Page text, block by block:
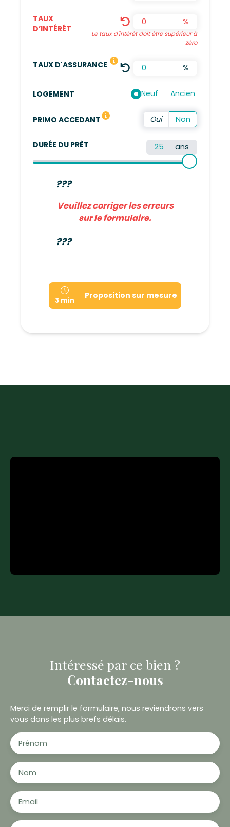
TAUX
D’INTÉRÊT
%
Le taux d'intérêt doit être supérieur à
zéro
TAUX D'ASSURANCE LE TAUX DÉFINI EST UNE
%
LOGEMENT Neuf Ancien
PRIMO ACCEDANT
Vous n'avez pas été propriétaire de votre résidence
DURÉE DU PRÊT ans
???
Veuillez corriger les erreurs
sur le formulaire.
???
3 min Proposition sur mesure
Intéressé par ce bien ?
Contactez-nous
Merci de remplir le formulaire, nous reviendrons vers
vous dans les plus brefs délais.
Prénom
Nom
Email